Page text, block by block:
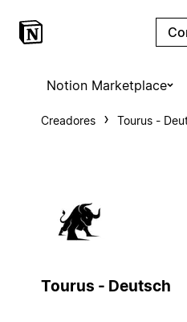
Notion Marketplace
Creadores Tourus -
Tourus - Deutsch